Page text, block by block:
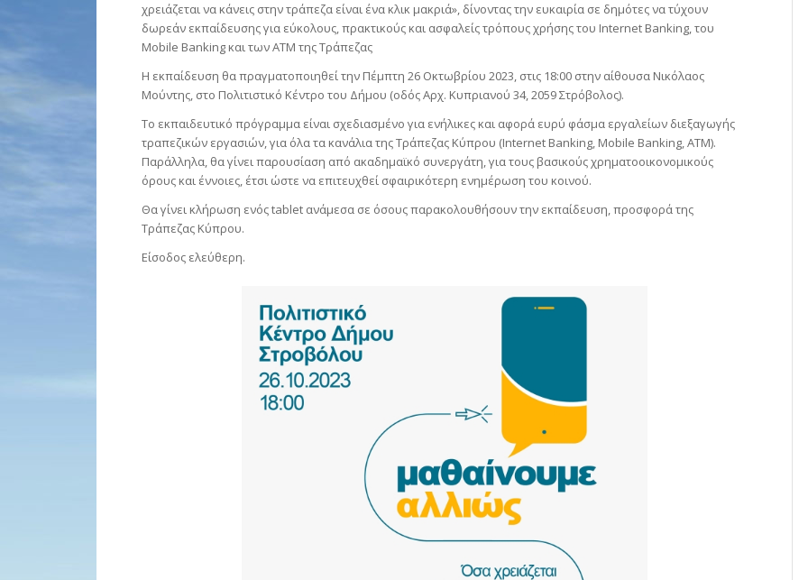
χρειάζεται να κάνεις στην τράπεζα είναι ένα κλικ μακριά», δίνοντας την ευκαιρία σε δημότες να τύχουν
δωρεάν εκπαίδευσης για εύκολους, πρακτικούς και ασφαλείς τρόπους χρήσης του Internet Banking, του
Mobile Banking και των ATM της Τράπεζας
Η εκπαίδευση θα πραγματοποιηθεί την Πέμπτη 26 Οκτωβρίου 2023, στις 18:00 στην αίθουσα Νικόλαος
Μούντης, στο Πολιτιστικό Κέντρο του Δήμου (οδός Αρχ. Κυπριανού 34, 2059 Στρόβολος).
Το εκπαιδευτικό πρόγραμμα είναι σχεδιασμένο για ενήλικες και αφορά ευρύ φάσμα εργαλείων διεξαγωγής
τραπεζικών εργασιών, για όλα τα κανάλια της Τράπεζας Κύπρου (Internet Banking, Mobile Banking, ATM).
Παράλληλα, θα γίνει παρουσίαση από ακαδημαϊκό συνεργάτη, για τους βασικούς χρηματοοικονομικούς
όρους και έννοιες, έτσι ώστε να επιτευχθεί σφαιρικότερη ενημέρωση του κοινού.
Θα γίνει κλήρωση ενός tablet ανάμεσα σε όσους παρακολουθήσουν την εκπαίδευση, προσφορά της
Τράπεζας Κύπρου.
Είσοδος ελεύθερη.